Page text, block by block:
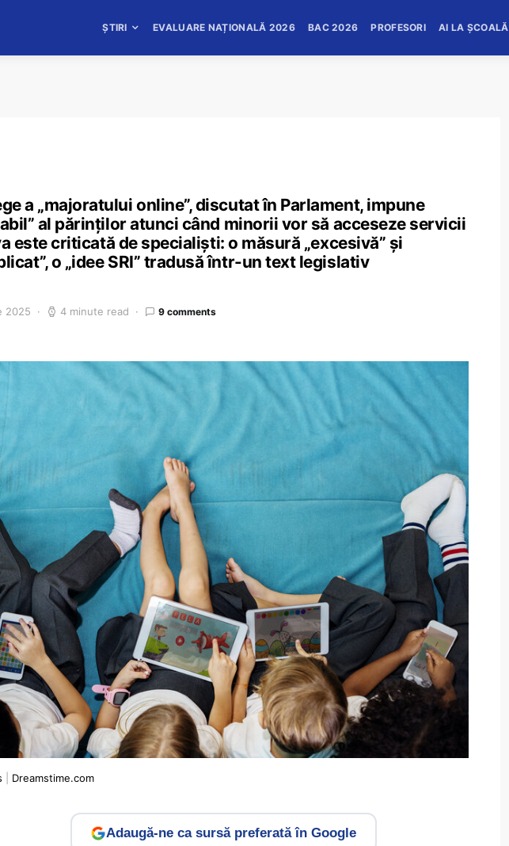
ȘTIRI EVALUARE NAȚIONALĂ 2026 BAC 2026 PROFESORI AI LA ȘCOALĂ
a „majoratului online”, discutat în Parlament, impune
al părinților atunci când minorii vor să acceseze servicii
este criticată de specialiști: o măsură „excesivă” și
o „idee SRI” tradusă într-un text legislativ
2025 4 minute read 9 comments
Dreamstime.com
Adaugă-ne ca sursă preferată în Google